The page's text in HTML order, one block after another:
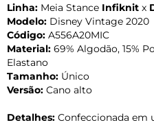
Linha: Meia Stance Infiknit x
Modelo: Disney Vintage 2020
Código: A556A20MIC
Material: 69% Algodão, 15%
Elastano
Tamanho: Único
Versão: Cano alto
Detalhes: Confeccionada em